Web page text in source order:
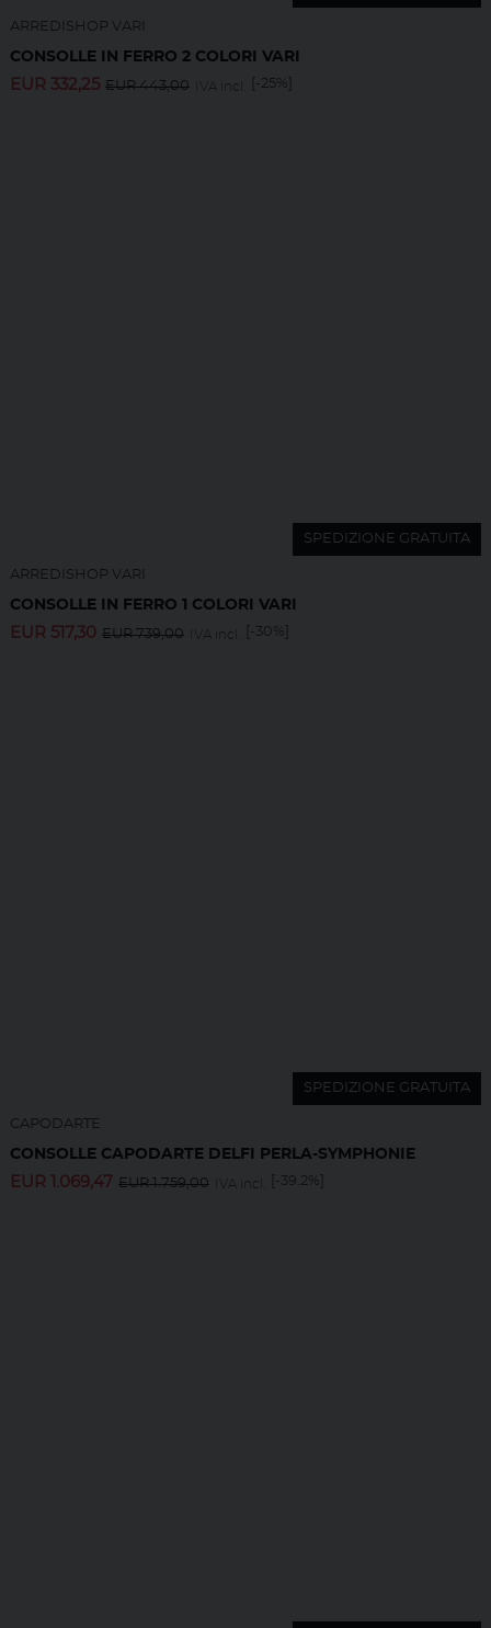
ARREDISHOP VARI
CONSOLLE IN FERRO 2 COLORI VARI
EUR 332,25 EUR443,00 IVA incl. [-25%]
SPEDIZIONE GRATUITA
ARREDISHOP VARI
CONSOLLE IN FERRO 1 COLORI VARI
EUR 517,30 EUR739,00 IVA incl. [-30%]
SPEDIZIONE GRATUITA
CAPODARTE
CONSOLLE CAPODARTE DELFI PERLA-SYMPHONIE
EUR 1.069,47 EUR1.759,00 IVA incl. [-39.2%]